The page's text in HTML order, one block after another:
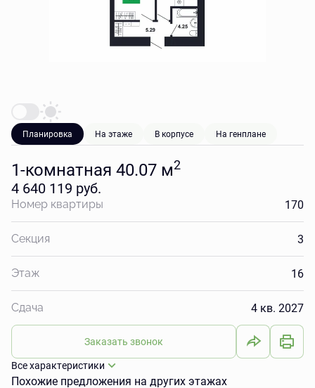
Планировка На этаже В корпусе На генплане
1-комнатная 40.07 м2
4 640 119 руб.
Номер квартиры 170
Секция 3
Этаж 16
Сдача 4 кв. 2027
Заказать звонок
Все характеристики
Похожие предложения на других этажах